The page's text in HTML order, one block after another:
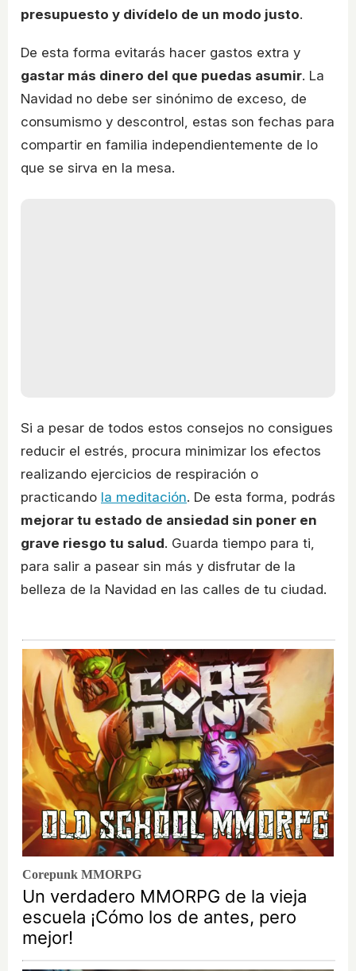
presupuesto y divídelo de un modo justo.
De esta forma evitarás hacer gastos extra y
gastar más dinero del que puedas asumir. La
Navidad no debe ser sinónimo de exceso, de
consumismo y descontrol, estas son fechas para
compartir en familia independientemente de lo
que se sirva en la mesa.
Si a pesar de todos estos consejos no consigues
reducir el estrés, procura minimizar los efectos
realizando ejercicios de respiración o
practicando la meditación. De esta forma, podrás
mejorar tu estado de ansiedad sin poner en
grave riesgo tu salud. Guarda tiempo para ti,
para salir a pasear sin más y disfrutar de la
belleza de la Navidad en las calles de tu ciudad.
Corepunk MMORPG
Un verdadero MMORPG de la vieja
escuela ¡Cómo los de antes, pero
mejor!